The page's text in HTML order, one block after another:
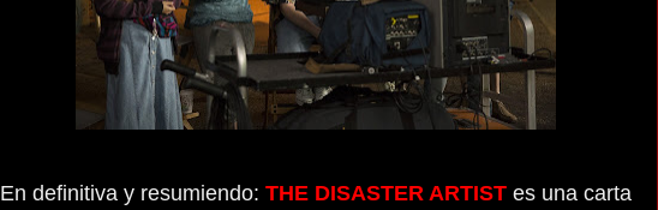
En definitiva y resumiendo: THE DISASTER ARTIST es una carta